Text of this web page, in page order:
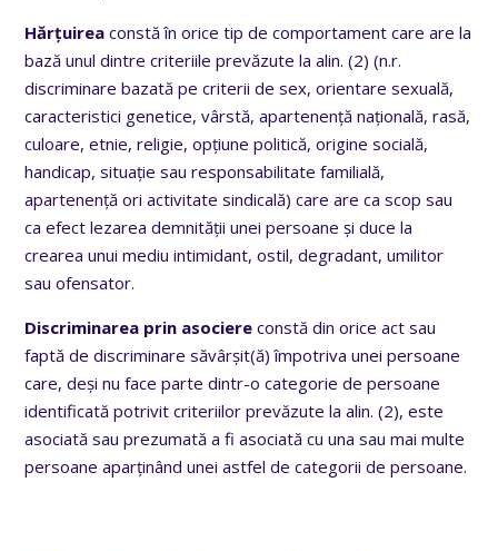
Hărțuirea constă în orice tip de comportament care are la
bază unul dintre criteriile prevăzute la alin. (2) (n.r.
discriminare bazată pe criterii de sex, orientare sexuală,
caracteristici genetice, vârstă, apartenență națională, rasă,
culoare, etnie, religie, opțiune politică, origine socială,
handicap, situație sau responsabilitate familială,
apartenență ori activitate sindicală) care are ca scop sau
ca efect lezarea demnității unei persoane și duce la
crearea unui mediu intimidant, ostil, degradant, umilitor
sau ofensator.
Discriminarea prin asociere constă din orice act sau
faptă de discriminare săvârșit(ă) împotriva unei persoane
care, deși nu face parte dintr-o categorie de persoane
identificată potrivit criteriilor prevăzute la alin. (2), este
asociată sau prezumată a fi asociată cu una sau mai multe
persoane aparținând unei astfel de categorii de persoane.